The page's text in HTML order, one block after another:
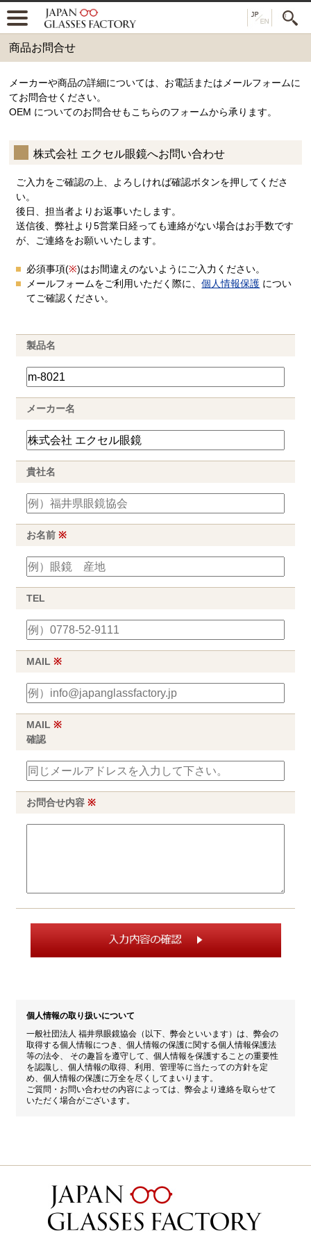
商品お問合せ
メーカーや商品の詳細については、お電話またはメールフォームに
てお問合せください。
OEM についてのお問合せもこちらのフォームから承ります。
株式会社 エクセル眼鏡へお問い合わせ
ご入力をご確認の上、よろしければ確認ボタンを押してくださ
い。
後日、担当者よりお返事いたします。
送信後、弊社より5営業日経っても連絡がない場合はお手数です
が、ご連絡をお願いいたします。
必須事項(※)はお間違えのないようにご入力ください。
メールフォームをご利用いただく際に、個人情報保護 につい
てご確認ください。
製品名
メーカー名
貴社名
お名前※
TEL
MAIL※
MAIL※
確認
お問合せ内容※
個人情報の取り扱いについて
一般社団法人 福井県眼鏡協会（以下、弊会といいます）は、弊会の
取得する個人情報につき、個人情報の保護に関する個人情報保護法
等の法令、 その趣旨を遵守して、個人情報を保護することの重要性
を認識し、個人情報の取得、利用、管理等に当たっての方針を定
め、個人情報の保護に万全を尽くしてまいります。
ご質問・お問い合わせの内容によっては、弊会より連絡を取らせて
いただく場合がございます。